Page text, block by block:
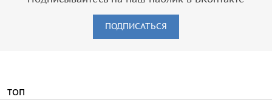
ПОДПИСАТЬСЯ
ТОП